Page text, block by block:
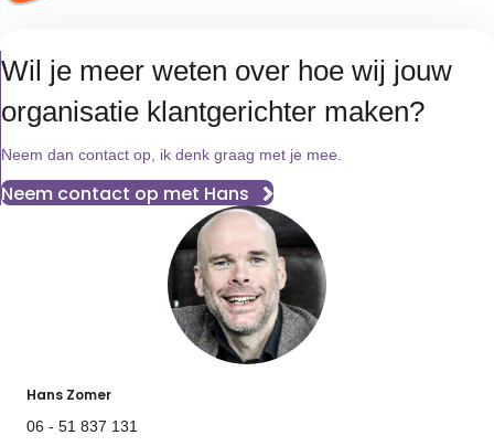
Hans Zomer
06 - 51 837 131
Wil je meer weten over hoe wij jouw
organisatie klantgerichter maken?
Neem dan contact op, ik denk graag met je mee.
Neem contact op met Hans